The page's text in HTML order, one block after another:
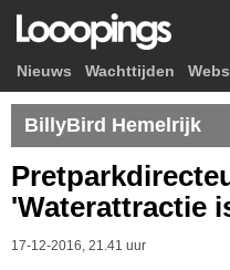
Nieuws Wachttijden
BillyBird Hemelrijk
'Waterattractie
17-12-2016, 21.41 uur